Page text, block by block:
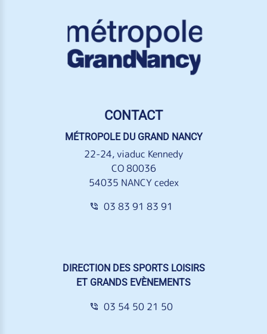
CONTACT
MÉTROPOLE DU GRAND NANCY
22-24, viaduc Kennedy
CO 80036
54035 NANCY cedex
03 83 91 83 91
DIRECTION DES SPORTS LOISIRS
ET GRANDS EVÈNEMENTS
03 54 50 21 50